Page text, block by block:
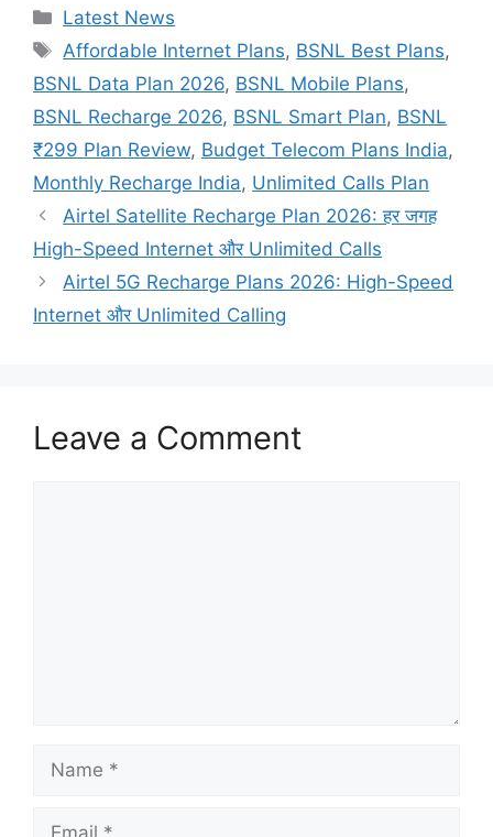
Categories
Latest News
Tags
Affordable Internet Plans, BSNL Best Plans,
BSNL Data Plan 2026, BSNL Mobile Plans,
BSNL Recharge 2026, BSNL Smart Plan, BSNL
₹299 Plan Review, Budget Telecom Plans India,
Monthly Recharge India, Unlimited Calls Plan
Airtel Satellite Recharge Plan 2026: हर जगह
High-Speed Internet और Unlimited Calls
Airtel 5G Recharge Plans 2026: High-Speed
Internet और Unlimited Calling
Leave a Comment